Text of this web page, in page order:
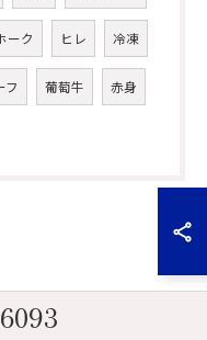
ーク ヒレ 冷凍
フ 葡萄牛 赤身